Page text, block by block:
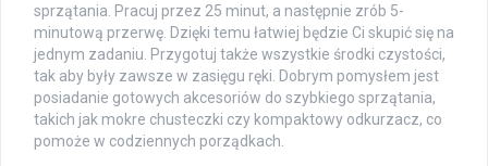
sprzątania. Pracuj przez 25 minut, a następnie zrób 5-
minutową przerwę. Dzięki temu łatwiej będzie Ci skupić się na
jednym zadaniu. Przygotuj także wszystkie środki czystości,
tak aby były zawsze w zasięgu ręki. Dobrym pomysłem jest
posiadanie gotowych akcesoriów do szybkiego sprzątania,
takich jak mokre chusteczki czy kompaktowy odkurzacz, co
pomoże w codziennych porządkach.